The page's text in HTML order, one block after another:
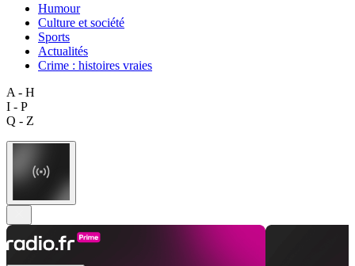
Humour
Culture et société
Sports
Actualités
Crime : histoires vraies
A - H
I - P
Q - Z